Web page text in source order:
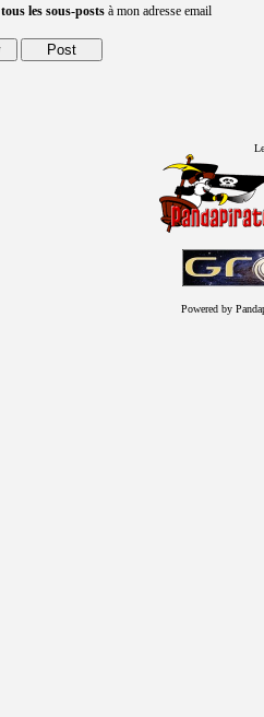
tous les sous-posts à mon adresse email
Powered by